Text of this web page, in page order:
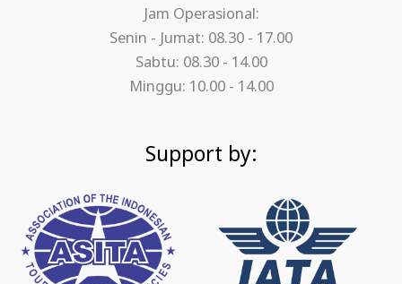
Jam Operasional:
Senin - Jumat: 08.30 - 17.00
Sabtu: 08.30 - 14.00
Minggu: 10.00 - 14.00
Support by: